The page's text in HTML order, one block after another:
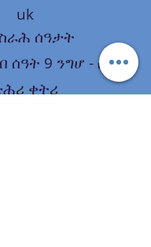
uk
ሰዓታት
ሰዓት 9 ንግሆ - ሰዓት 9
ቀትሪ